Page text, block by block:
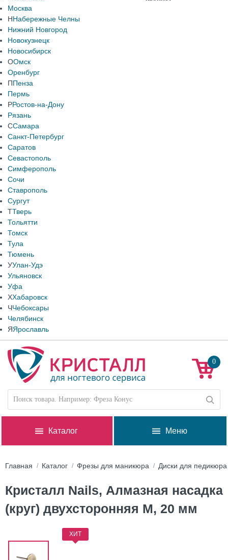
Москва
ННабережные Челны
Нижний Новгород
Новокузнецк
Новосибирск
ООмск
Оренбург
ППенза
Пермь
РРостов-на-Дону
Рязань
ССамара
Санкт-Петербург
Саратов
Севастополь
Симферополь
Сочи
Ставрополь
Сургут
ТТверь
Тольятти
Томск
Тула
Тюмень
УУлан-Удэ
Ульяновск
Уфа
ХХабаровск
ЧЧебоксары
Челябинск
ЯЯрославль
0
Каталог Меню
Главная Каталог Фрезы для маникюра Диски для педикюра
Кристалл Nails, Алмазная насадка
(круг) двухсторонняя M, 20 мм
ХИТ